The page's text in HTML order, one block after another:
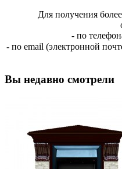
Для получения
- по
- по email (электронной
Вы недавно смотрели